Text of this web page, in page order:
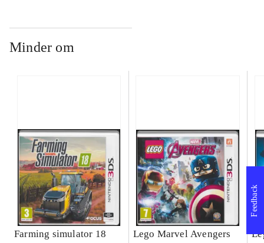
Minder om
Farming simulator 18
Lego Marvel Avengers
Feedback